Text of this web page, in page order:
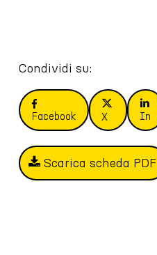
Condividi su:
Facebook X In
Scarica scheda PDF